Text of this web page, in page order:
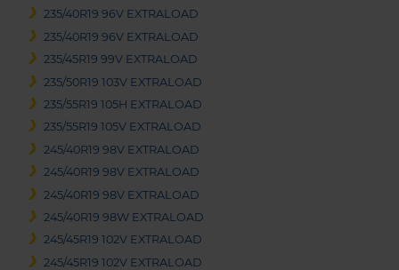
235/40R19 96V EXTRALOAD
235/40R19 96V EXTRALOAD
235/45R19 99V EXTRALOAD
235/50R19 103V EXTRALOAD
235/55R19 105H EXTRALOAD
235/55R19 105V EXTRALOAD
245/40R19 98V EXTRALOAD
245/40R19 98V EXTRALOAD
245/40R19 98V EXTRALOAD
245/40R19 98W EXTRALOAD
245/45R19 102V EXTRALOAD
245/45R19 102V EXTRALOAD